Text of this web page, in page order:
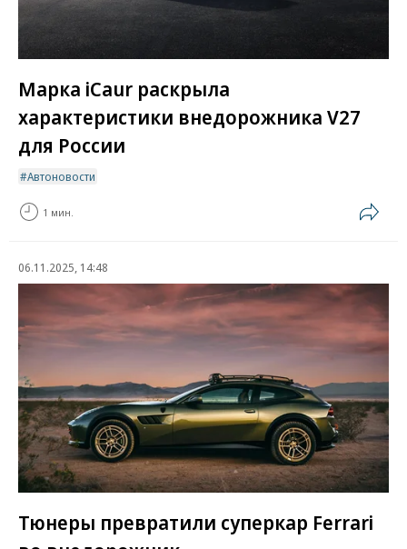
Марка iCaur раскрыла
характеристики внедорожника V27
для России
Автоновости
1 мин.
06.11.2025, 14:48
Тюнеры превратили суперкар Ferrari